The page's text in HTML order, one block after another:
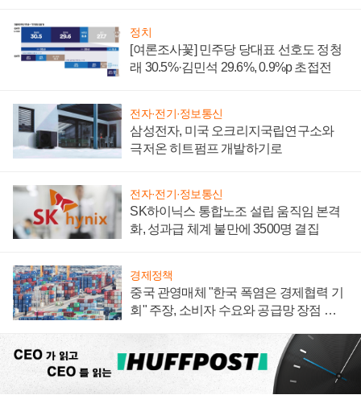
정치
[여론조사꽃] 민주당 당대표 선호도 정청
래 30.5%·김민석 29.6%, 0.9%p 초접전
전자·전기·정보통신
삼성전자, 미국 오크리지국립연구소와
극저온 히트펌프 개발하기로
전자·전기·정보통신
SK하이닉스 통합노조 설립 움직임 본격
화, 성과급 체계 불만에 3500명 결집
경제정책
중국 관영매체 "한국 폭염은 경제협력 기
회" 주장, 소비자 수요와 공급망 장점 강